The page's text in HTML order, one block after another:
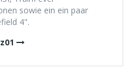
sowie ein ein paar
4".